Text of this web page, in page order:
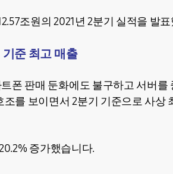
조원의 2021년 2분기 실적을 발
준 최고 매출
폰 판매 둔화에도 불구하고 서버를
를 보이면서 2분기 기준으로 사상
증가했습니다.